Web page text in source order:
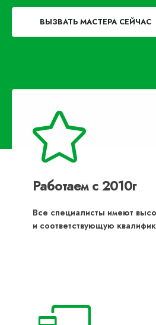
ВЫЗВАТЬ МАСТЕРА СЕЙЧАС
Работаем с 2010г
Все специалисты имеют
и соответствующую